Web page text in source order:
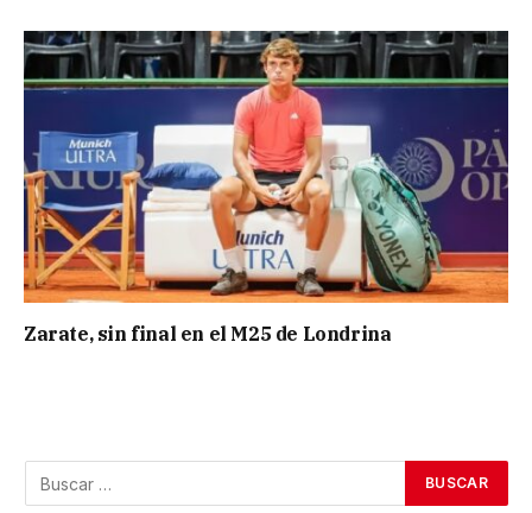
Zarate, sin final en el M25 de Londrina